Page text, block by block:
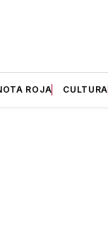
ROJA CULTURA